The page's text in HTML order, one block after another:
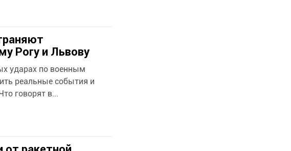
Рогу и Львову
ударах по военным
реальные события и
говорят в...